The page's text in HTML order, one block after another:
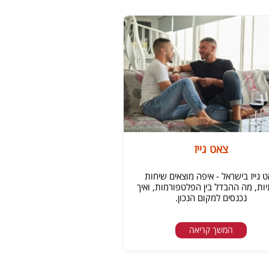
צאט גייז
גייז בישראל - איפה מוצאים שיחות
מה ההבדל בין הפלטפורמות, ואיך
נכנסים למקום הנכון.
המשך קריאה